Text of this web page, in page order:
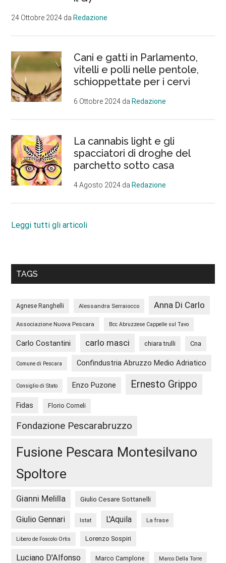
24 Ottobre 2024 daRedazione
Cani e gatti in Parlamento,
vitelli e polli nelle pentole,
schioppettate per i cervi
6 Ottobre 2024 daRedazione
La cannabis light e gli
spacciatori di droghe del
parchetto sotto casa
4 Agosto 2024 daRedazione
Leggi tutti gli articoli
TAGS
Agnese Ranghelli Alessandra Serraiocco Anna Di Carlo
Associazione Nuova Pescara Bcc Abruzzese Cappelle sul Tavo
Carlo Costantini carlo masci chiara trulli Cna
Comune di Pescara Confindustria Abruzzo Medio Adriatico
Consiglio di Stato Enzo Puzone Ernesto Grippo
Fidas Florio Corneli
Fondazione Pescarabruzzo
Fusione Pescara Montesilvano
Spoltore
Gianni Melilla Giulio Cesare Sottanelli
Giulio Gennari Istat L'Aquila La frase
Libero de Foscolo Ortis Lorenzo Sospiri
Luciano D'Alfonso Marco Camplone Marco Della Torre